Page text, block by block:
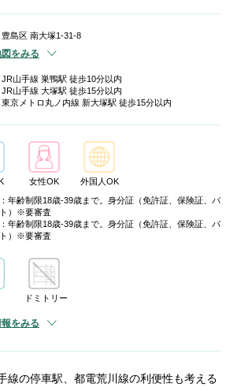
島区 南大塚1-31-8
をみる
山手線 巣鴨駅 徒歩10分以内
山手線 大塚駅 徒歩15分以内
京メトロ丸ノ内線 新大塚駅 徒歩15分以内
女性OK
外国人OK
年齢制限18歳-39歳まで。身分証（免許証、保険証、パ
）※要審査
年齢制限18歳-39歳まで。身分証（免許証、保険証、パ
）※要審査
ドミトリー
をみる
線の停車駅、都電荒川線の利便性も考える